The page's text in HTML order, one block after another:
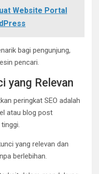
Website Portal
bagi pengunjung,
pencari.
yang Relevan
peringkat SEO adalah
atau blog post
yang relevan dan
berlebihan.